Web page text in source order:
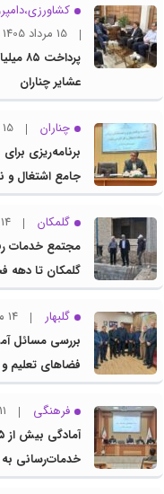
15 مرداد 1405
عشایر چناران
چناران
15 مرداد 1405
برنامه‌ریزی
جامع اشتغال و
چناران
گلمکان
14 مرداد 1405
مجتمع خدمات
گلمکان تا دهه
می‌رسد
گلبهار
14 مرداد 1405
بررسی مسائل
فضاهای تعلیم و
در نشست
آموزش مجلس با
پرورش خراسان
فرهنگی
11 مرداد 1405
خدمات‌رسانی به
در شهرستان